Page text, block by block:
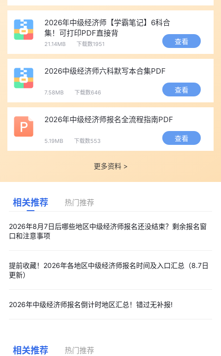
2026年中级经济师【学霸笔记】6科合
集！可打印PDF直接背
21.14MB 下载数1951 查看
2026中级经济师六科默写本合集PDF
7.58MB 下载数646 查看
2026年中级经济师报名全流程指南PDF
5.19MB 下载数553 查看
更多资料 >
相关推荐 热门推荐
2026年8月7日后哪些地区中级经济师报名还没结束？剩余报名窗
口和注意事项
提前收藏！2026年各地区中级经济师报名时间及入口汇总（8.7日
更新）
2026年中级经济师报名倒计时地区汇总！错过无补报!
相关推荐 热门推荐